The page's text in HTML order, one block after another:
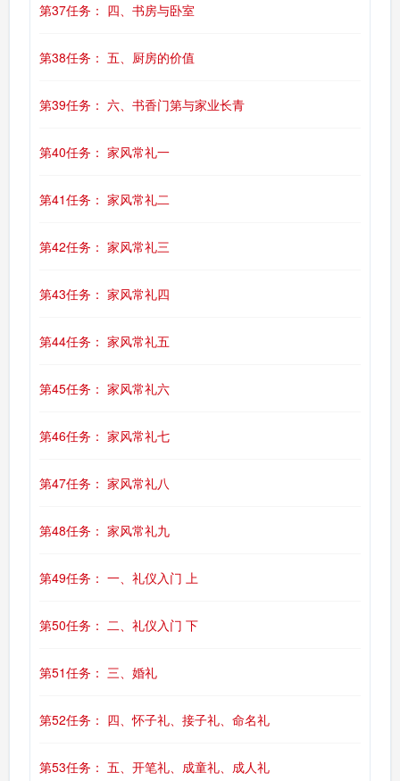
第37任务： 四、书房与卧室
第38任务： 五、厨房的价值
第39任务： 六、书香门第与家业长青
第40任务： 家风常礼一
第41任务： 家风常礼二
第42任务： 家风常礼三
第43任务： 家风常礼四
第44任务： 家风常礼五
第45任务： 家风常礼六
第46任务： 家风常礼七
第47任务： 家风常礼八
第48任务： 家风常礼九
第49任务： 一、礼仪入门 上
第50任务： 二、礼仪入门 下
第51任务： 三、婚礼
第52任务： 四、怀子礼、接子礼、命名礼
第53任务： 五、开笔礼、成童礼、成人礼